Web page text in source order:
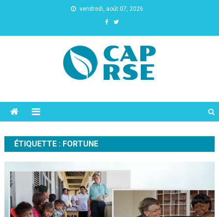
vendredi, août 07, 2026
ÉTIQUETTE : FORTUNE